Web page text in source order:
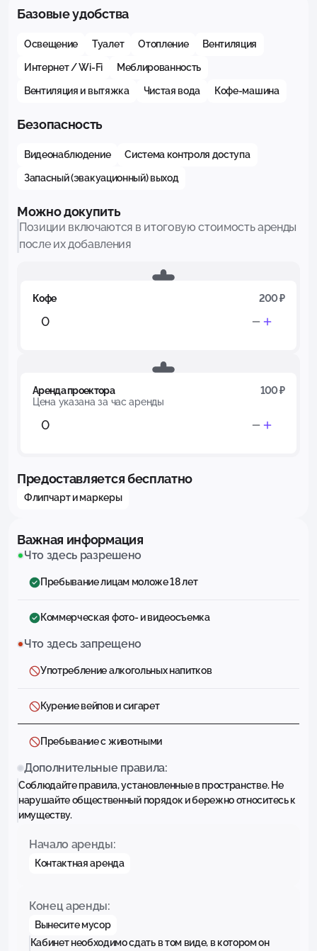
Базовые удобства
Освещение Туалет Отопление Вентиляция
Интернет / Wi-Fi Меблированность
Вентиляция и вытяжка Чистая вода Кофе-машина
Безопасность
Видеонаблюдение Система контроля доступа
Запасный (эвакуационный) выход
Можно докупить
Позиции включаются в итоговую стоимость аренды
после их добавления
Кофе 200 ₽
Аренда проектора
100 ₽
Цена указана за час аренды
Предоставляется бесплатно
Флипчарт и маркеры
Важная информация
Что здесь разрешено
Пребывание лицам моложе 18 лет
Коммерческая фото- и видеосъемка
Что здесь запрещено
Употребление алкогольных напитков
Курение вейпов и сигарет
Пребывание с животными
Дополнительные правила:
Соблюдайте правила, установленные в пространстве. Не
нарушайте общественный порядок и бережно относитесь к
имуществу.
Начало аренды:
Контактная аренда
Конец аренды:
Вынесите мусор
Кабинет необходимо сдать в том виде, в котором он